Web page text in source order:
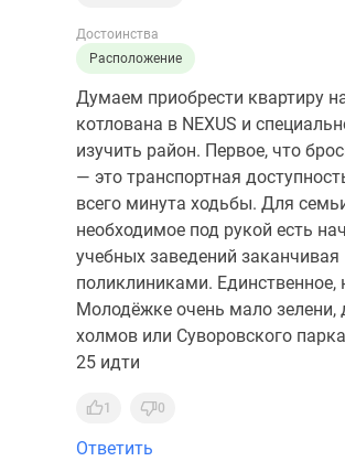
Достоинства
Расположение
Думаем приобрести квартиру
котлована в NEXUS и
изучить район. Первое, что
— это транспортная
всего минута ходьбы. Для
необходимое под рукой есть
учебных заведений заканчивая
поликлиниками. Единственное,
Молодёжке очень мало зелени,
холмов или Суворовского
25 идти
1 0
Ответить